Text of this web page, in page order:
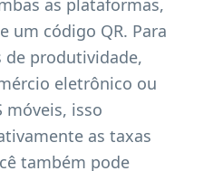
as plataformas,
um código QR. Para
de produtividade,
eletrônico ou
móveis, isso
as taxas
também pode